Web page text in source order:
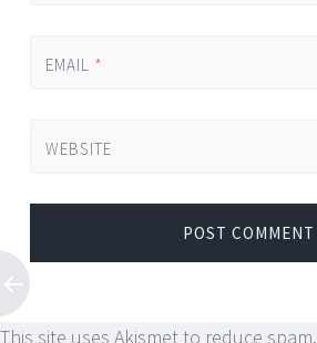
EMAIL *
WEBSITE
This site uses Akismet to reduce spam.